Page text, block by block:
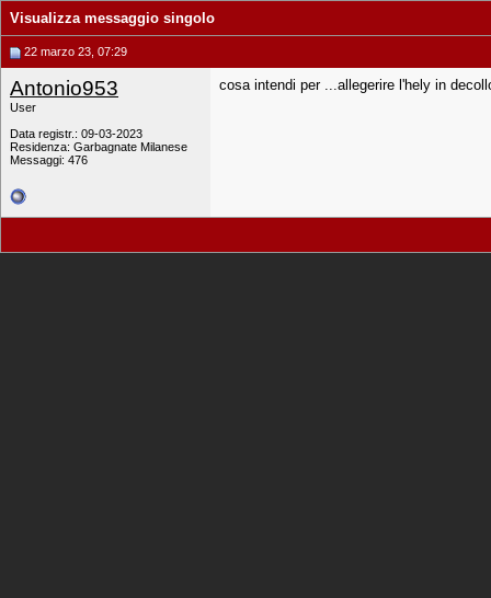
Visualizza messaggio singolo
22 marzo 23, 07:29
Antonio953
User
Data registr.: 09-03-2023
Residenza: Garbagnate Milanese
Messaggi: 476
cosa intendi per ...allegerire l'hely in